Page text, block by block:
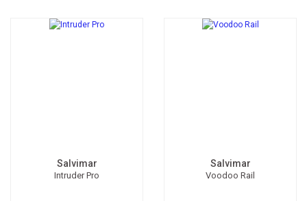
Salvimar
Intruder Pro
Salvimar
Voodoo Rail